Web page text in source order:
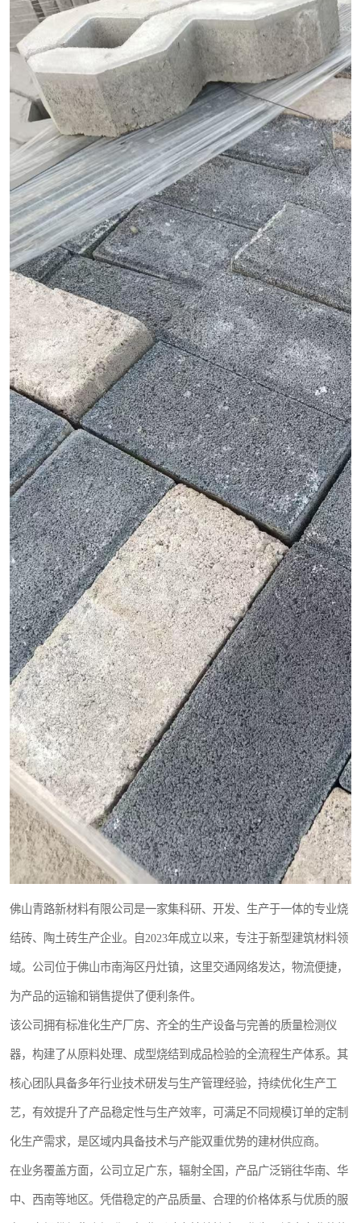
佛山青路新材料有限公司是一家集科研、开发、生产于一体的专业烧
结砖、陶土砖生产企业。自2023年成立以来，专注于新型建筑材料领
域。公司位于佛山市南海区丹灶镇，这里交通网络发达，物流便捷，
为产品的运输和销售提供了便利条件。
该公司拥有标准化生产厂房、齐全的生产设备与完善的质量检测仪
器，构建了从原料处理、成型烧结到成品检验的全流程生产体系。其
核心团队具备多年行业技术研发与生产管理经验，持续优化生产工
艺，有效提升了产品稳定性与生产效率，可满足不同规模订单的定制
化生产需求，是区域内具备技术与产能双重优势的建材供应商。
在业务覆盖方面，公司立足广东，辐射全国，产品广泛销往华南、华
中、西南等地区。凭借稳定的产品质量、合理的价格体系与优质的服